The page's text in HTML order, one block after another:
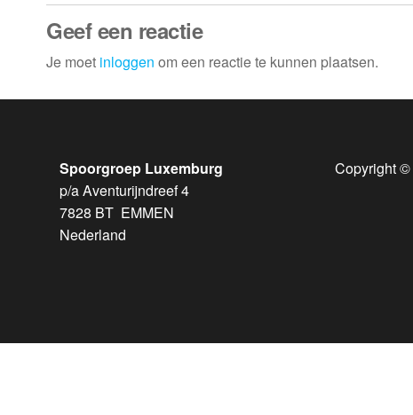
Geef een reactie
Je moet inloggen om een reactie te kunnen plaatsen.
Spoorgroep Luxemburg
p/a Aventurijndreef 4
7828 BT EMMEN
Nederland
Copyright